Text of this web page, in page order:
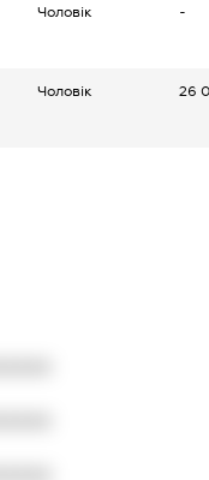
Чоловік -
Чоловік 26